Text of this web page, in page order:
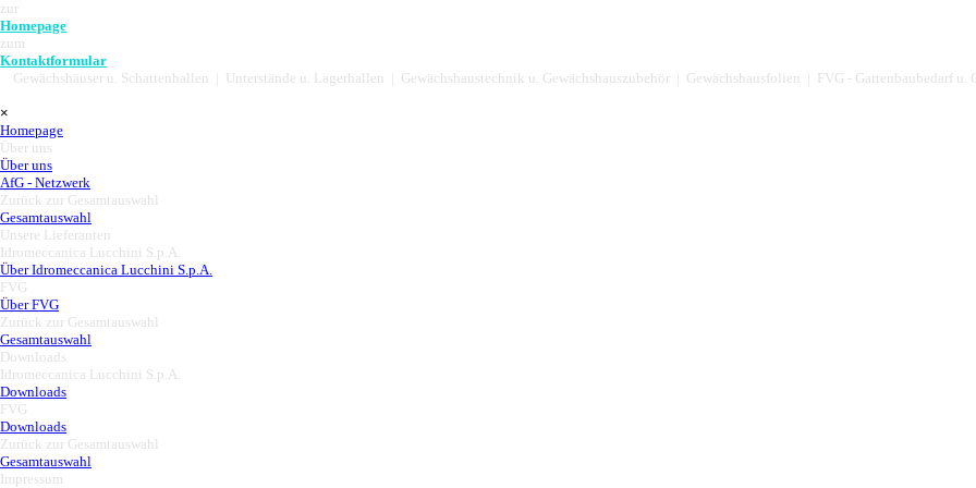
Direkt zum Seiteninhalt
zur
Homepage
zum
Kontaktformular
Gewächshäuser u. Schattenhallen | Unterstände u. Lagerhallen | Gewächshaustechnik u. Gewächshauszubehör | Gewächshausfolien | FVG - Gartenbaubedarf u.
×
Homepage
Über uns
Über uns
AfG - Netzwerk
Zurück zur Gesamtauswahl
Gesamtauswahl
Unsere Lieferanten
Idromeccanica Lucchini S.p.A.
Über Idromeccanica Lucchini S.p.A.
FVG
Über FVG
Zurück zur Gesamtauswahl
Gesamtauswahl
Downloads
Idromeccanica Lucchini S.p.A.
Downloads
FVG
Downloads
Zurück zur Gesamtauswahl
Gesamtauswahl
Impressum